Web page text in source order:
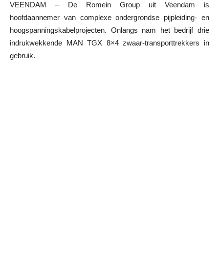
VEENDAM – De Romein Group uit Veendam is
hoofdaannemer van complexe ondergrondse pijpleiding- en
hoogspanningskabelprojecten. Onlangs nam het bedrijf drie
indrukwekkende MAN TGX 8×4 zwaar-transporttrekkers in
gebruik.